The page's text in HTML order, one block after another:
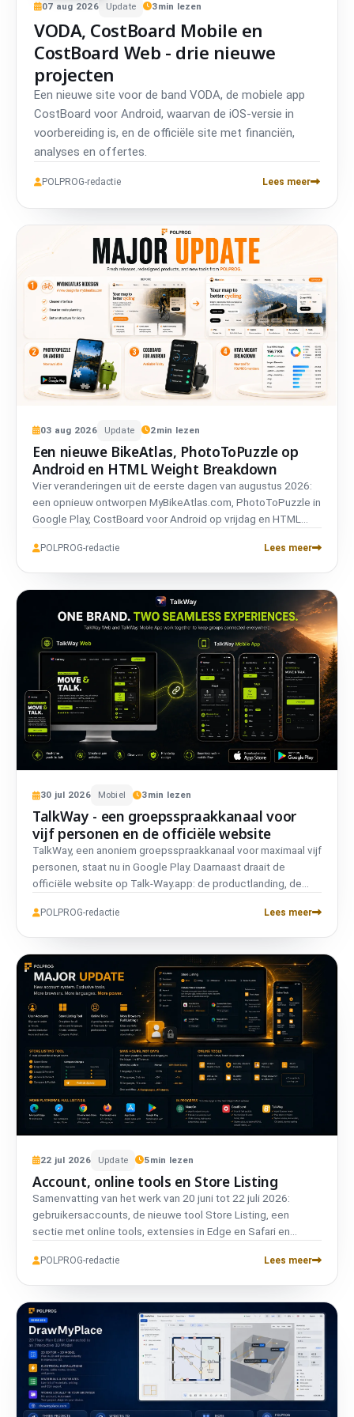
07 aug 2026 Update 3min lezen
VODA, CostBoard Mobile en
CostBoard Web - drie nieuwe
projecten
Een nieuwe site voor de band VODA, de mobiele app
CostBoard voor Android, waarvan de iOS-versie in
voorbereiding is, en de officiële site met financiën,
analyses en offertes.
POLPROG-redactie Lees meer
03 aug 2026 Update 2min lezen
Een nieuwe BikeAtlas, PhotoToPuzzle op
Android en HTML Weight Breakdown
Vier veranderingen uit de eerste dagen van augustus 2026:
een opnieuw ontworpen MyBikeAtlas.com, PhotoToPuzzle in
Google Play, CostBoard voor Android op vrijdag en HTML
leden.
POLPROG-redactie Lees meer
30 jul 2026 Mobiel 3min lezen
TalkWay - een groepsspraakkanaal voor
vijf personen en de officiële website
TalkWay, een anoniem groepsspraakkanaal voor maximaal vijf
personen, staat nu in Google Play. Daarnaast draait de
officiële website op Talk-Way.app: de productlanding, de
werkt de app in Polen, met een limiet van 75 parallelle
POLPROG-redactie Lees meer
22 jul 2026 Update 5min lezen
Account, online tools en Store Listing
Samenvatting van het werk van 20 juni tot 22 juli 2026:
gebruikersaccounts, de nieuwe tool Store Listing, een
sectie met online tools, extensies in Edge en Safari en
POLPROG-redactie Lees meer